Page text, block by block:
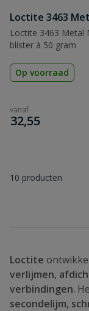
Loctite 3463
Loctite 3463 Metal
blister à 50 gram
Op voorraad
vanaf
€
32,55
10 producten
Loctite
verlijmen,
verbindingen.
secondelijm,